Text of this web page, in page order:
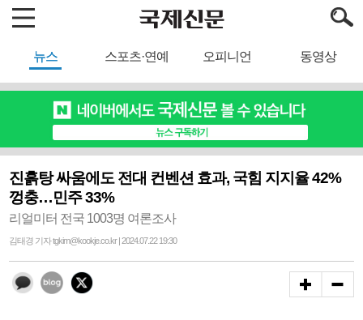
뉴스 스포츠·연예 오피니언 동영상
진흙탕 싸움에도 전대 컨벤션 효과, 국힘 지지율 42%
껑충…민주 33%
리얼미터 전국 1003명 여론조사
김태경 기자 tgkim@kookje.co.kr | 2024.07.22 19:30